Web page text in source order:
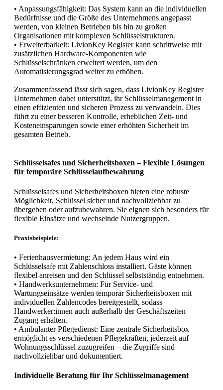
• Anpassungsfähigkeit: Das System kann an die individuellen
Bedürfnisse und die Größe des Unternehmens angepasst
werden, von kleinen Betrieben bis hin zu großen
Organisationen mit komplexen Schlüsselstrukturen.
• Erweiterbarkeit: LivionKey Register kann schrittweise mit
zusätzlichen Hardware-Komponenten wie
Schlüsselschränken erweitert werden, um den
Automatisierungsgrad weiter zu erhöhen.
Zusammenfassend lässt sich sagen, dass LivionKey Register
Unternehmen dabei unterstützt, ihr Schlüsselmanagement in
einen effizienten und sicheren Prozess zu verwandeln. Dies
führt zu einer besseren Kontrolle, erheblichen Zeit- und
Kosteneinsparungen sowie einer erhöhten Sicherheit im
gesamten Betrieb.
Schlüsselsafes und Sicherheitsboxen – Flexible Lösungen
für temporäre Schlüsselaufbewahrung
Schlüsselsafes und Sicherheitsboxen bieten eine robuste
Möglichkeit, Schlüssel sicher und nachvollziehbar zu
übergeben oder aufzubewahren. Sie eignen sich besonders für
flexible Einsätze und wechselnde Nutzergruppen.
Praxisbeispiele:
• Ferienhausvermietung: An jedem Haus wird ein
Schlüsselsafe mit Zahlenschloss installiert. Gäste können
flexibel anreisen und den Schlüssel selbstständig entnehmen.
• Handwerksunternehmen: Für Service- und
Wartungseinsätze werden temporär Sicherheitsboxen mit
individuellen Zahlencodes bereitgestellt, sodass
Handwerker:innen auch außerhalb der Geschäftszeiten
Zugang erhalten.
• Ambulanter Pflegedienst: Eine zentrale Sicherheitsbox
ermöglicht es verschiedenen Pflegekräften, jederzeit auf
Wohnungsschlüssel zuzugreifen – die Zugriffe sind
nachvollziehbar und dokumentiert.
Individuelle Beratung für Ihr Schlüsselmanagement